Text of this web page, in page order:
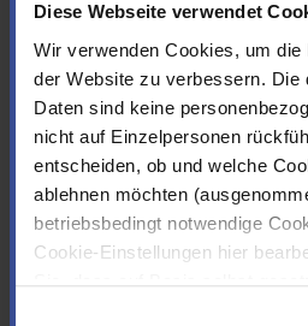
Diese Webseite verwendet
Wir verwenden Cookies, um
der Website zu verbessern. Die
Daten sind keine
nicht auf Einzelpersonen
entscheiden, ob und welche
ablehnen möchten
betriebsbedingt notwendige
Cookie-Einstellungen hier
Sie, dass auf Basis selbst
Kläranlagen
Kläranlage Buchenhofen
Kläranlage Burg
Kläranlage Dhünn